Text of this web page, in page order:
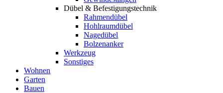
Dübel & Befestigungstechnik
Rahmendübel
Hohlraumdübel
Nagedübel
Bolzenanker
Werkzeug
Sonstiges
Wohnen
Garten
Bauen